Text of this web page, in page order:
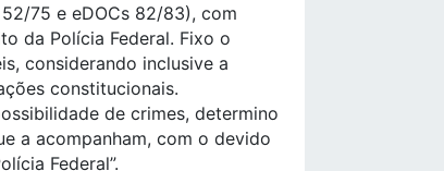
75 e eDOCs 82/83), com
da Polícia Federal. Fixo o
considerando inclusive a
constitucionais.
de crimes, determino
a acompanham, com o devido
Federal”.